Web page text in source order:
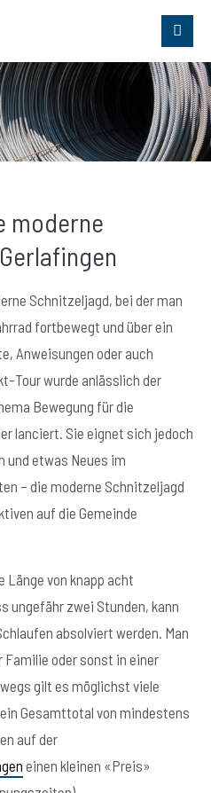
moderne
Schnitzeljagd, bei der man
fortbewegt und über ein
Anweisungen oder auch
Tour wurde anlässlich der
Bewegung für die
lanciert. Sie eignet sich jedoch
und etwas Neues im
– die moderne Schnitzeljagd
auf die Gemeinde
Länge von knapp acht
ungefähr zwei Stunden, kann
absolviert werden. Man
oder sonst in einer
gilt es möglichst viele
Gesamttotal von mindestens
auf der
einen kleinen «Preis»